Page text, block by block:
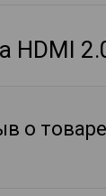
HDMI
о товаре